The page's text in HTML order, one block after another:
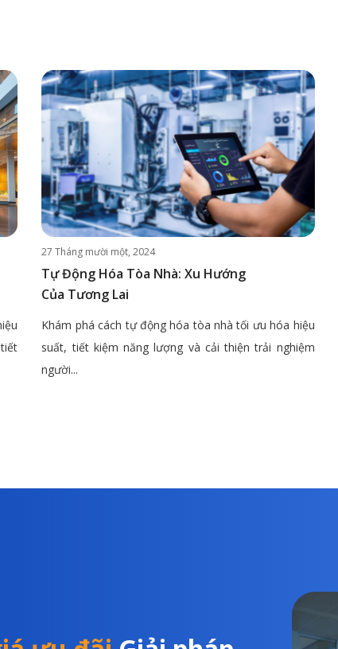
27 Tháng mười một, 2024
Tự Động Hóa Tòa Nhà: Xu Hướng
Của Tương Lai
Khám phá cách tự động hóa tòa nhà tối ưu hóa hiệu
suất, tiết kiệm năng lượng và cải thiện trải nghiệm
người...